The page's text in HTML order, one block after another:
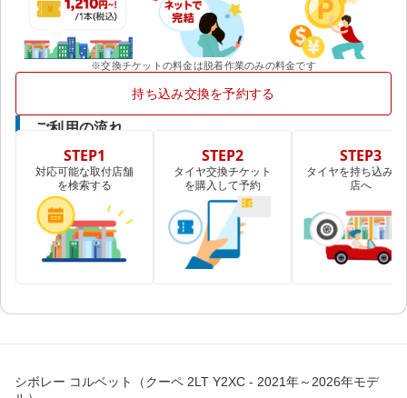
※交換チケットの料金は脱着作業のみの料金です
持ち込み交換を予約する
ご利用の流れ
STEP1
対応可能な取付店舗
を検索する
STEP2
タイヤ交換チケット
を購入して予約
STEP3
タイヤを持ち込み取
店へ
シボレー コルベット（クーペ 2LT Y2XC - 2021年～2026年モデ